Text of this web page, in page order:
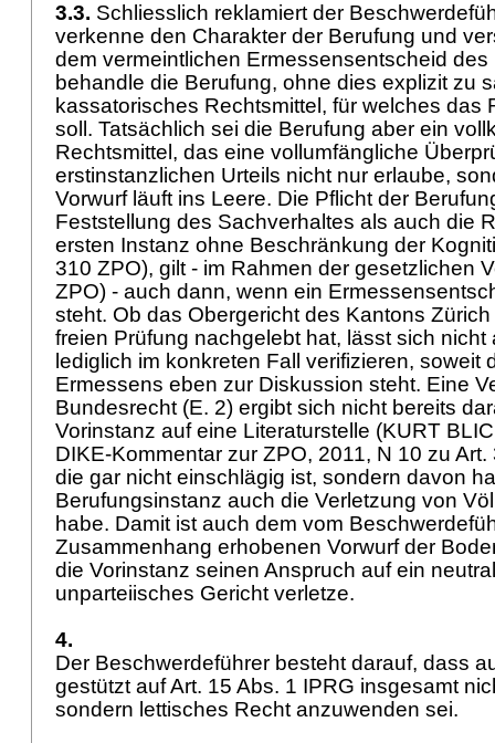
3.3. Schliesslich reklamiert der
verkenne den Charakter der Berufung und
dem vermeintlichen Ermessensentscheid
behandle die Berufung, ohne dies explizit zu
kassatorisches Rechtsmittel, für welches das
soll. Tatsächlich sei die Berufung aber ein
Rechtsmittel, das eine vollumfängliche
erstinstanzlichen Urteils nicht nur erlaube,
Vorwurf läuft ins Leere. Die Pflicht der
Feststellung des Sachverhaltes als auch die
ersten Instanz ohne Beschränkung der
310 ZPO), gilt - im Rahmen der gesetzlichen
ZPO) - auch dann, wenn ein
steht. Ob das Obergericht des Kantons
freien Prüfung nachgelebt hat, lässt sich nicht
lediglich im konkreten Fall verifizieren, soweit
Ermessens eben zur Diskussion steht. Eine
Bundesrecht (E. 2) ergibt sich nicht bereits
Vorinstanz auf eine Literaturstelle (KURT
DIKE-Kommentar zur ZPO, 2011, N 10 zu Art.
die gar nicht einschlägig ist, sondern davon
Berufungsinstanz auch die Verletzung von
habe. Damit ist auch dem vom
Zusammenhang erhobenen Vorwurf der
die Vorinstanz seinen Anspruch auf ein
unparteiisches Gericht verletze.
4.
Der Beschwerdeführer besteht darauf, dass
gestützt aufArt. 15 Abs. 1 IPRG insgesamt
sondern lettisches Recht anzuwenden sei.